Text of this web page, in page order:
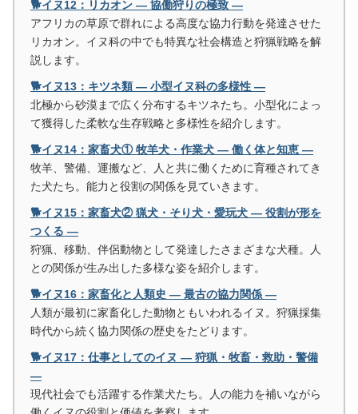
🐕イヌ12：リカオン ― 協働狩りの極致 ―
アフリカの草原で群れによる高度な協力行動を発達させた
リカオン。イヌ科の中でも特異な社会構造と狩猟戦略を解
説します。
🐕イヌ13：キツネ類 ― 小型イヌ科の多様性 ―
北極から砂漠まで広く分布するキツネたち。小型化によっ
て獲得した柔軟な生存戦略と多様性を紹介します。
🐕イヌ14：家畜犬① 牧羊犬・作業犬 ― 働く体と知恵 ―
牧羊、警備、運搬など、人と共に働くために育種されてき
た犬たち。能力と役割の関係を見ていきます。
🐕イヌ15：家畜犬② 猟犬・そり犬・愛玩犬 ― 役割が形を
つくる ―
狩猟、移動、伴侶動物として発達したさまざまな犬種。人
との関係が生み出した多様な姿を紹介します。
🐕イヌ16：家畜化と人類史 ― 最古の協力関係 ―
人類が最初に家畜化した動物ともいわれるイヌ。狩猟採集
時代から続く協力関係の歴史をたどります。
🐕イヌ17：仕事としてのイヌ ― 狩猟・牧畜・救助・警備
―
現代社会でも活躍する作業犬たち。人の能力を補いながら